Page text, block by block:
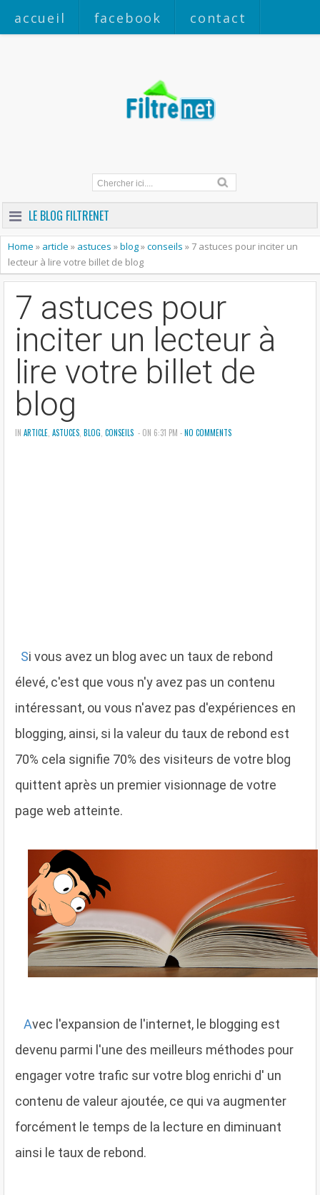
accueil facebook contact
LE BLOG FILTRENET
Home » article » astuces »blog»conseils » 7 astuces pour inciter un
lecteur à lire votre billet de blog
7 astuces pour
inciter un lecteur à
lire votre billet de
blog
IN ARTICLE ASTUCES BLOG CONSEILS - ON 6:31 PM -NO COMMENTS
Si vous avez un blog avec un taux de rebond
élevé, c'est que vous n'y avez pas un contenu
intéressant, ou vous n'avez pas d'expériences en
blogging, ainsi, si la valeur du taux de rebond est
70% cela signifie 70% des visiteurs de votre blog
quittent après un premier visionnage de votre
page web atteinte.
Avec l'expansion de l'internet, le blogging est
devenu parmi l'une des meilleurs méthodes pour
engager votre trafic sur votre blog enrichi d' un
contenu de valeur ajoutée, ce qui va augmenter
forcément le temps de la lecture en diminuant
ainsi le taux de rebond.